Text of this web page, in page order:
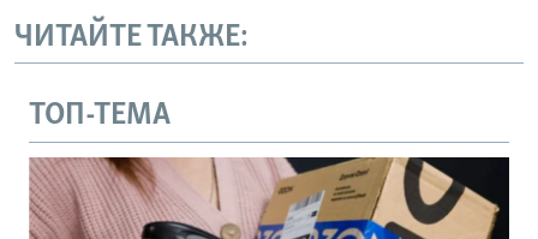
ЧИТАЙТЕ ТАКЖЕ:
ТОП-ТЕМА